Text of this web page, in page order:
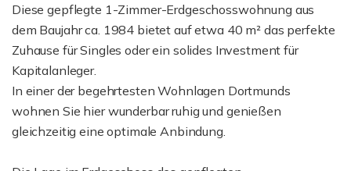
Diese gepflegte 1-Zimmer-Erdgeschosswohnung aus
dem Baujahr ca. 1984 bietet auf etwa 40 m² das perfekte
Zuhause für Singles oder ein solides Investment für
Kapitalanleger.
In einer der begehrtesten Wohnlagen Dortmunds
wohnen Sie hier wunderbar ruhig und genießen
gleichzeitig eine optimale Anbindung.